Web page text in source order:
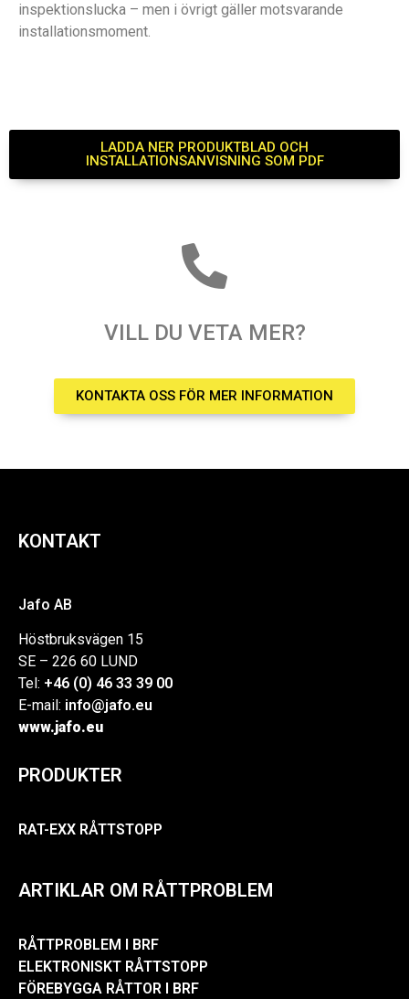
inspektionslucka – men i övrigt gäller motsvarande
installationsmoment.
LADDA NER PRODUKTBLAD OCH
INSTALLATIONSANVISNING SOM PDF
VILL DU VETA MER?
KONTAKTA OSS FÖR MER INFORMATION
KONTAKT
Jafo AB
Höstbruksvägen 15
SE – 226 60 LUND
Tel: +46 (0) 46 33 39 00
E-mail: info@jafo.eu
www.jafo.eu
PRODUKTER
RAT-EXX RÅTTSTOPP
ARTIKLAR OM RÅTTPROBLEM
RÅTTPROBLEM I BRF
ELEKTRONISKT RÅTTSTOPP
FÖREBYGGA RÅTTOR I BRF